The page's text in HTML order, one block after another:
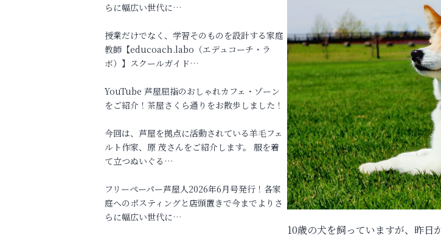
10歳の犬を飼っていますが、昨日
らに幅広い世代に…
授業だけでなく、学習そのものを設計する家庭
教師【educoach.labo（エデュコーチ・ラ
ボ）】スクールガイド…
YouTube 芦屋屈指のおしゃれカフェ・ゾーン
をご紹介！茶屋さくら通りをお散歩しました！
今回は、芦屋を拠点に活動されている羊毛フェ
ルト作家、原 茂さんをご紹介します。 服を着
て立つぬいぐる…
フリーペーパー芦屋人2026年6月号発行！各家
庭へのポスティングと店頭置きで今までよりさ
らに幅広い世代に…